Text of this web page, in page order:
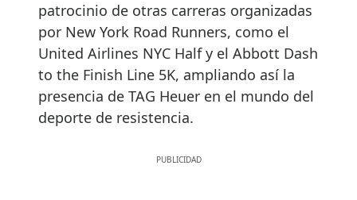
patrocinio de otras carreras organizadas
por New York Road Runners, como el
United Airlines NYC Half y el Abbott Dash
to the Finish Line 5K, ampliando así la
presencia de TAG Heuer en el mundo del
deporte de resistencia.